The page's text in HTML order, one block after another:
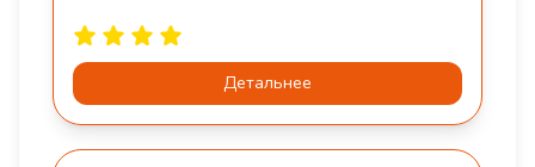
Детальнее